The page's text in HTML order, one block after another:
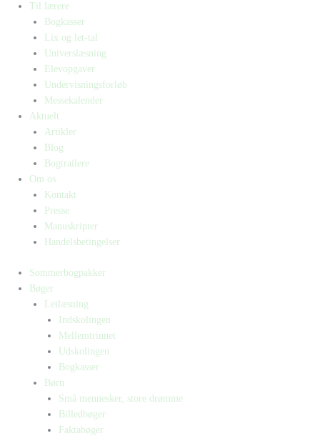
Til lærere
Bogkasser
Lix og let-tal
Universlæsning
Elevopgaver
Undervisningsforløb
Messekalender
Aktuelt
Artikler
Blog
Bogtrailere
Om os
Kontakt
Presse
Manuskripter
Handelsbetingelser
Sommerbogpakker
Bøger
Letlæsning
Indskolingen
Mellemtrinnet
Udskolingen
Bogkasser
Børn
Små mennesker, store drømme
Billedbøger
Faktabøger